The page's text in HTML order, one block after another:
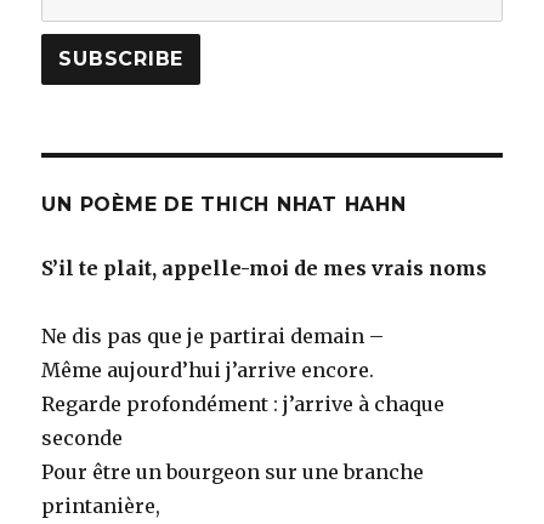
UN POÈME DE THICH NHAT HAHN
S’il te plait, appelle-moi de mes vrais noms
Ne dis pas que je partirai demain –
Même aujourd’hui j’arrive encore.
Regarde profondément : j’arrive à chaque
seconde
Pour être un bourgeon sur une branche
printanière,